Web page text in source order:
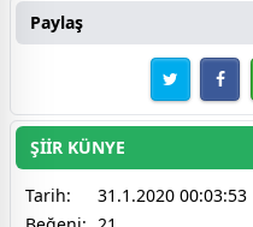
Paylaş
ŞİİR KÜNYE
Tarih:
31.1.2020 00:03:53